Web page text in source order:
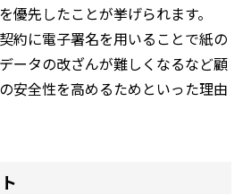
優先したことが挙げられます。
約に電子署名を用いることで紙の
ータの改ざんが難しくなるなど顧
安全性を高めるためといった理由